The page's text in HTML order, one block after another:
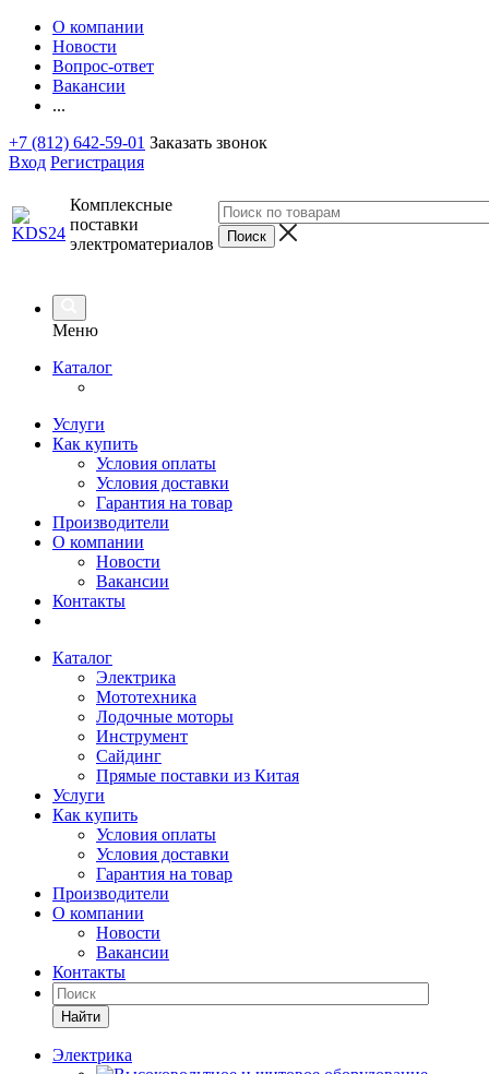
О компании
Новости
Вопрос-ответ
Вакансии
...
+7 (812) 642-59-01 Заказать звонок
Вход Регистрация
Комплексные
поставки
электроматериалов
Меню
Каталог
Услуги
Как купить
Условия оплаты
Условия доставки
Гарантия на товар
Производители
О компании
Новости
Вакансии
Контакты
Каталог
Электрика
Мототехника
Лодочные моторы
Инструмент
Сайдинг
Прямые поставки из Китая
Услуги
Как купить
Условия оплаты
Условия доставки
Гарантия на товар
Производители
О компании
Новости
Вакансии
Контакты
Найти
Электрика